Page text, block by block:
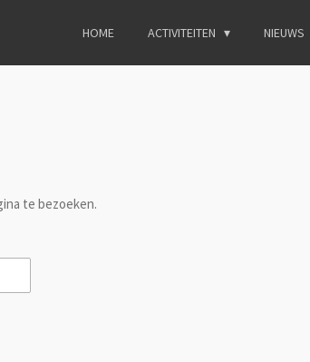
HOME ACTIVITEITEN NIEUWS
te bezoeken.